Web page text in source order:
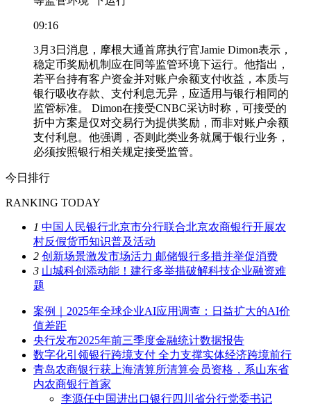
09:16
3月3日消息，摩根大通首席执行官Jamie Dimon表示，
稳定币奖励机制应在同等监管环境下运行。他指出，
若平台持有客户资金并对账户余额支付收益，本质与
银行吸收存款、支付利息无异，应适用与银行相同的
监管标准。 Dimon在接受CNBC采访时称，可接受的
折中方案是仅对交易行为提供奖励，而非对账户余额
支付利息。他强调，否则此类业务就属于银行业务，
必须按照银行相关规定接受监管。
今日排行
RANKING TODAY
1 中国人民银行北京市分行联合北京农商银行开展农
村反假货币知识普及活动
2 创新场景激发市场活力 邮储银行多措并举促消费
3 山城科创添动能！建行多举措破解科技企业融资难
题
案例｜2025年全球企业AI应用调查：日益扩大的AI价
值差距
央行发布2025年前三季度金融统计数据报告
数字化引领银行跨境支付 全力支撑实体经济跨境前行
青岛农商银行获上海清算所清算会员资格，系山东省
内农商银行首家
李源任中国进出口银行四川省分行党委书记